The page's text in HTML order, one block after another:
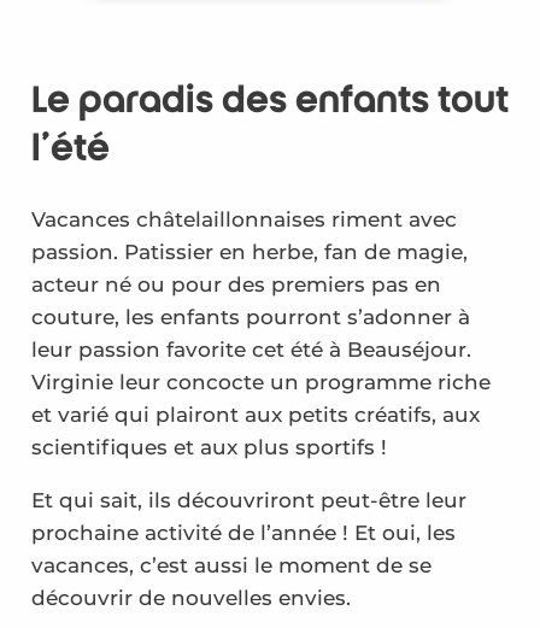
Le paradis des enfants tout
l’été
Vacances châtelaillonnaises riment avec
passion. Patissier en herbe, fan de magie,
acteur né ou pour des premiers pas en
couture, les enfants pourront s’adonner à
leur passion favorite cet été à Beauséjour.
Virginie leur concocte un programme riche
et varié qui plairont aux petits créatifs, aux
scientifiques et aux plus sportifs !
Et qui sait, ils découvriront peut-être leur
prochaine activité de l’année ! Et oui, les
vacances, c’est aussi le moment de se
découvrir de nouvelles envies.